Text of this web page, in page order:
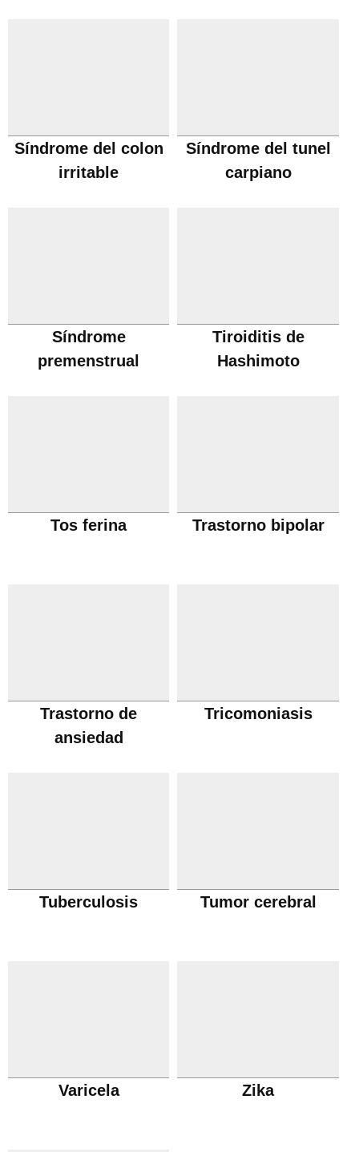
Síndrome del colon
irritable
Síndrome del tunel
carpiano
Síndrome
premenstrual
Tiroiditis de
Hashimoto
Tos ferina Trastorno bipolar
Trastorno de
ansiedad
Tricomoniasis
Tuberculosis Tumor cerebral
Varicela Zika